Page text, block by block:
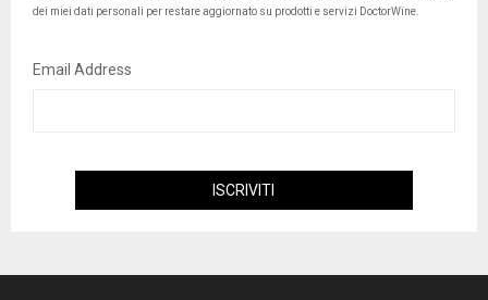
dei miei dati personali per restare aggiornato su prodotti e servizi DoctorWine.
Email Address